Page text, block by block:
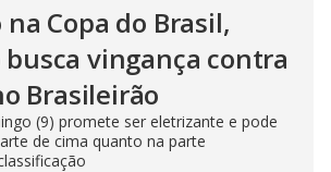
Copa do Brasil,
busca vingança contra
Brasileirão
(9) promete ser eletrizante e pode
de cima quanto na parte